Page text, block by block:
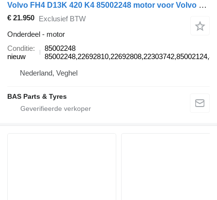
Volvo FH4 D13K 420 K4 85002248 motor voor Volvo FH4 trekker
€ 21.950 Exclusief BTW
Onderdeel - motor
Conditie
nieuw
85002248
Nederland, Veghel
BAS Parts & Tyres